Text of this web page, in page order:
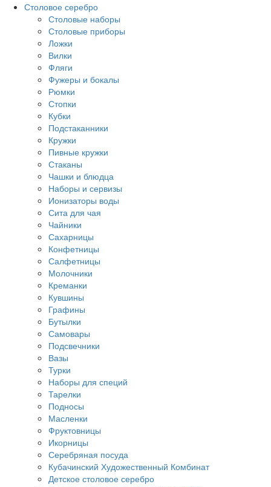
Столовое серебро
Столовые наборы
Столовые приборы
Ложки
Вилки
Фляги
Фужеры и бокалы
Рюмки
Стопки
Кубки
Подстаканники
Кружки
Пивные кружки
Стаканы
Чашки и блюдца
Наборы и сервизы
Ионизаторы воды
Сита для чая
Чайники
Сахарницы
Конфетницы
Салфетницы
Молочники
Креманки
Кувшины
Графины
Бутылки
Самовары
Подсвечники
Вазы
Турки
Наборы для специй
Тарелки
Подносы
Масленки
Фруктовницы
Икорницы
Серебряная посуда
Кубачинский Художественный Комбинат
Детское столовое серебро